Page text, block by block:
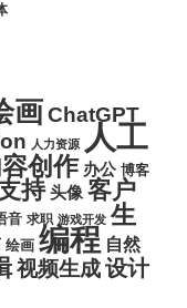
画ChatGPT
人力资源 人工
创作 办公 博客
持 头像 客户
音 求职 游戏开发 生
绘画 编程 自然
视频生成设计